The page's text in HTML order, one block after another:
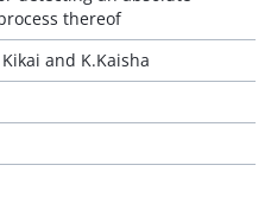
thereof
and K.Kaisha